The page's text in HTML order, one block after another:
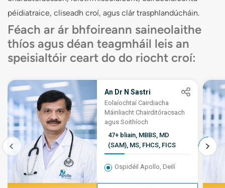
amháin
Prótacail chóireála bunaithe ar fhianaise atá
ailínithe le caighdeáin dhomhanda
Foirne croí ildisciplíneacha le haghaidh
cásanna casta croí
áirítear máinliacht chairdiach róbatach agus
íosta-ionrach
Iniúchtaí cliniciúla leanúnacha agus rianú
torthaí chun cáilíocht a dhearbhú
péidiatraice, cliseadh croí, agus clár trasphlandúcháin.
Féach ar ár bhfoireann saineolaithe
thíos agus déan teagmháil leis an
speisialtóir ceart do do riocht croí:
An Dr N Sastri
Eolaíochtaí Cairdiacha
Máinliacht Chairditóracsach
agus Soithíoch
47+ bliain, MBBS, MD
(SAM), MS, FHCS, FICS
Ospidéil Apollo, Deilí